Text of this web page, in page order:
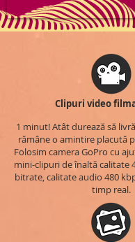
Clipuri video
1 minut! Atât durează să
rămâne o amintire placută
Folosim camera GoPro cu
mini-clipuri de înaltă calitate
bitrate, calitate audio 480
timp real.